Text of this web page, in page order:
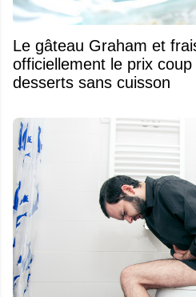
Le gâteau Graham et fraises se mérite
officiellement le prix
desserts sans cuisson